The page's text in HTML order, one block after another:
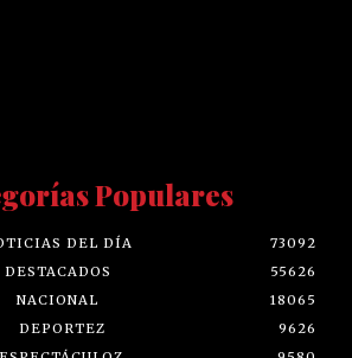
Populares
DEL DÍA
73092
DESTACADOS
55626
NACIONAL
18065
DEPORTEZ
9626